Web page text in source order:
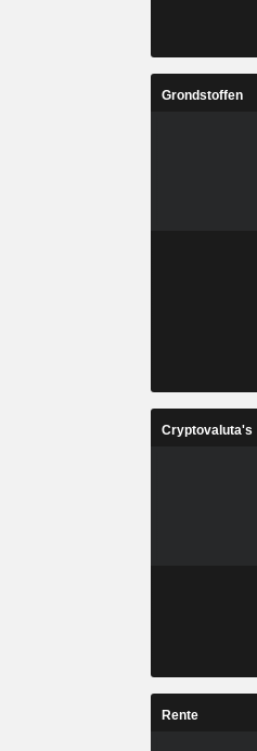
Grondstoffen
Cryptovaluta's
Rente